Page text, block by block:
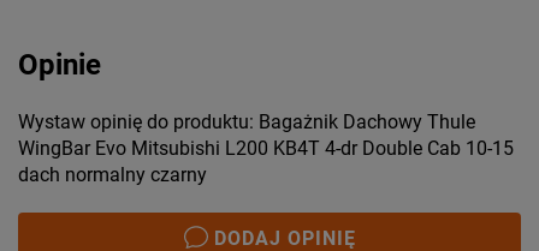
Opinie
Wystaw opinię do produktu: Bagażnik Dachowy Thule
WingBar Evo Mitsubishi L200 KB4T 4-dr Double Cab 10-15
dach normalny czarny
DODAJ OPINIĘ